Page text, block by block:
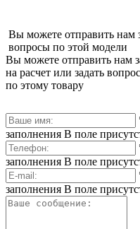
Вы можете отправить нам
вопросы по этой модели
Вы можете отправить нам
на расчет или задать
по этому товару
заполнения В поле
заполнения В поле
заполнения В поле